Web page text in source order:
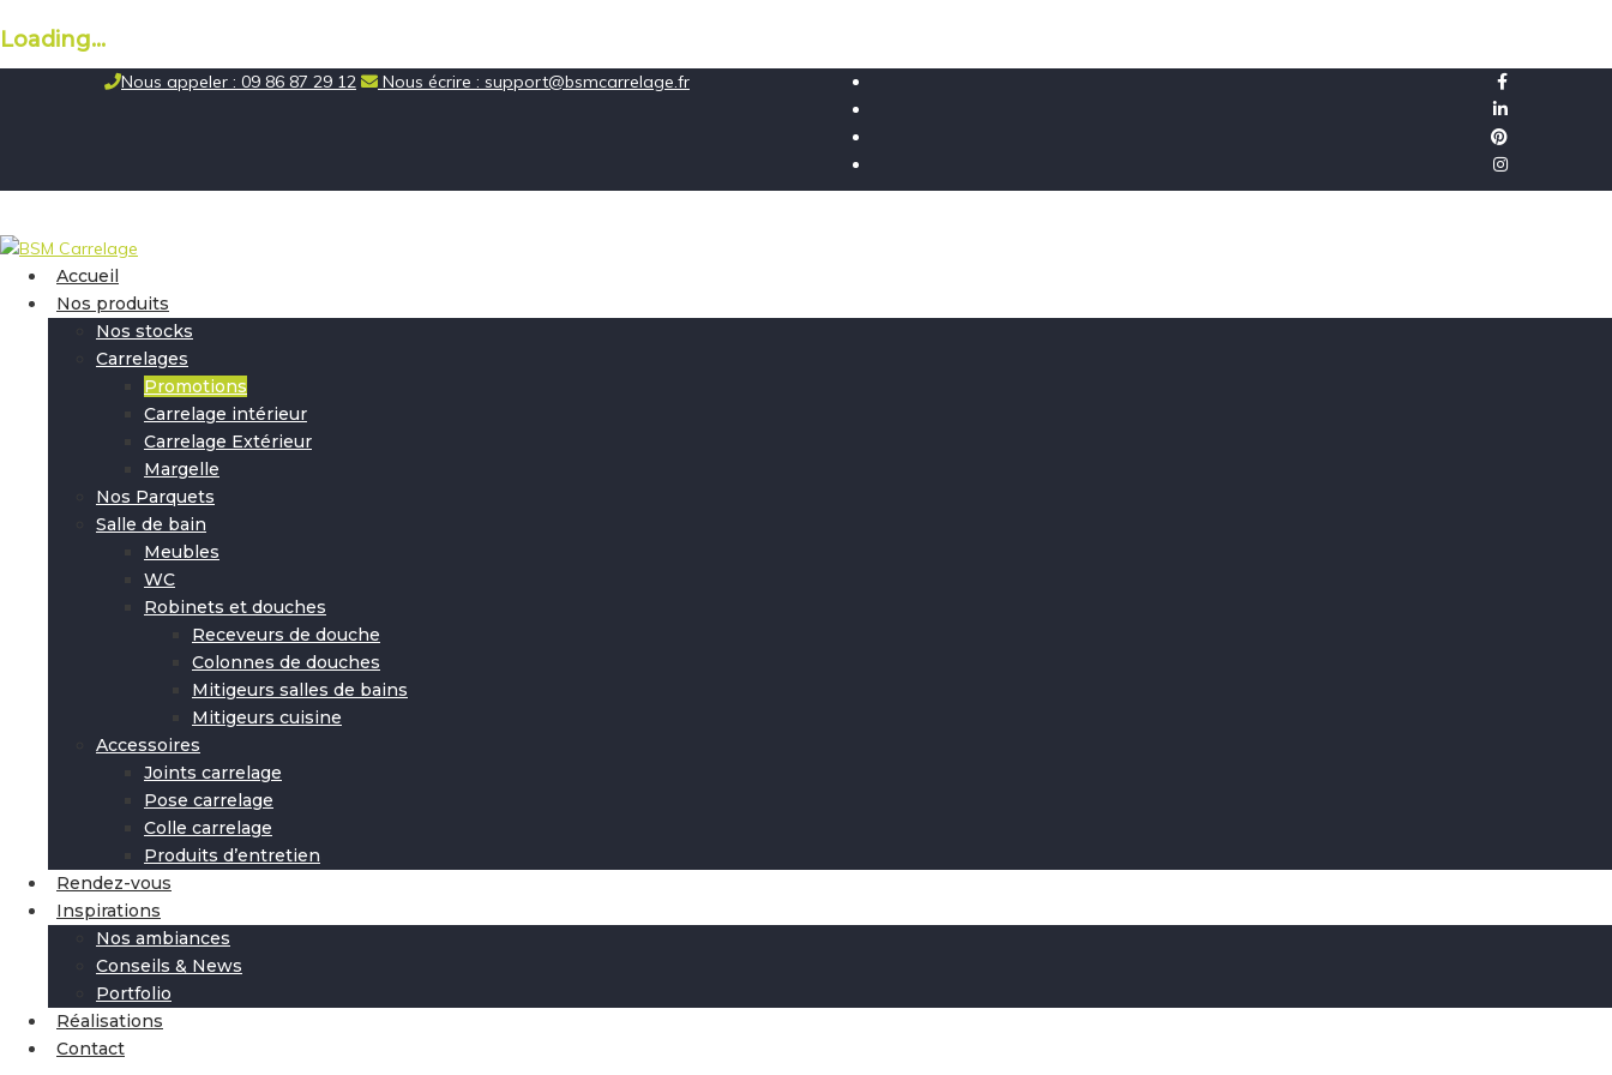
Loading...
Nous appeler : 09 86 87 29 12 Nous écrire : support@bsmcarrelage.fr
Accueil
Nos produits
Nos stocks
Carrelages
Promotions
Carrelage intérieur
Carrelage Extérieur
Margelle
Nos Parquets
Salle de bain
Meubles
WC
Robinets et douches
Receveurs de douche
Colonnes de douches
Mitigeurs salles de bains
Mitigeurs cuisine
Accessoires
Joints carrelage
Pose carrelage
Colle carrelage
Produits d’entretien
Rendez-vous
Inspirations
Nos ambiances
Conseils & News
Portfolio
Réalisations
Contact